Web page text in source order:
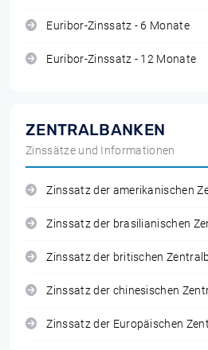
Euribor-Zinssatz - 6 Monate
Euribor-Zinssatz - 12 Monate
ZENTRALBANKEN
Zinssätze und Informationen
Zinssatz der amerikanischen
Zinssatz der brasilianischen
Zinssatz der britischen
Zinssatz der chinesischen
Zinssatz der Europäischen